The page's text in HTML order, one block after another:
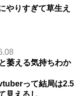
やりすぎて草生え
萎える気持ちわか
って結局は2.5
見えるし